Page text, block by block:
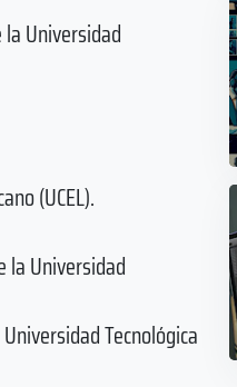
Universidad
(UCEL).
la Universidad
Tecnológica